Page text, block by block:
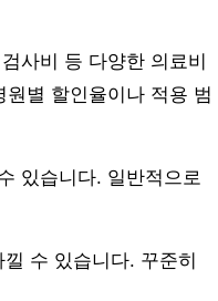
사비 등 다양한 의료비
별 할인율이나 적용 범
있습니다. 일반적으로
수 있습니다. 꾸준히